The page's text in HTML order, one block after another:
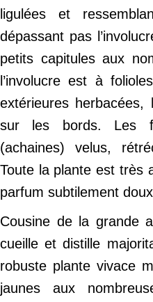
ligulées et
dépassant pas
petits capitules aux
l’involucre est à
extérieures herbacées,
sur les bords. Les
(achaines) velus,
Toute la plante est très
parfum subtilement
Cousine de la grande
cueille et distille
robuste plante vivace
jaunes aux